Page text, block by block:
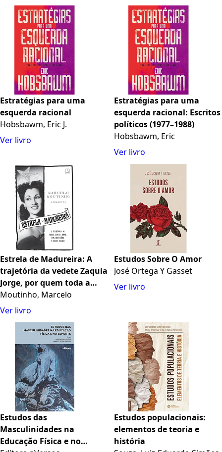
Estratégias para uma
esquerda racional
Hobsbawm, Eric J.
Ver livro
Estratégias para uma
esquerda racional: Escritos
políticos (1977–1988)
Hobsbawm, Eric
Ver livro
Estrela de Madureira: A
trajetória da vedete Zaquia
Jorge, por quem toda a
cidade chorou
Moutinho, Marcelo
Ver livro
Estudos Sobre O Amor
José Ortega Y Gasset
Ver livro
Estudos das
Masculinidades na
Educação Física e no
Estudos populacionais:
elementos de teoria e
história